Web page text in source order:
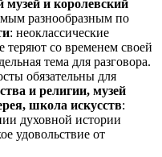
и королевский
разнообразным по
: неоклассические
теряют со временем своей
тема для разговора.
обязательны для
и религии, музей
школа искусств:
духовной истории
удовольствие от